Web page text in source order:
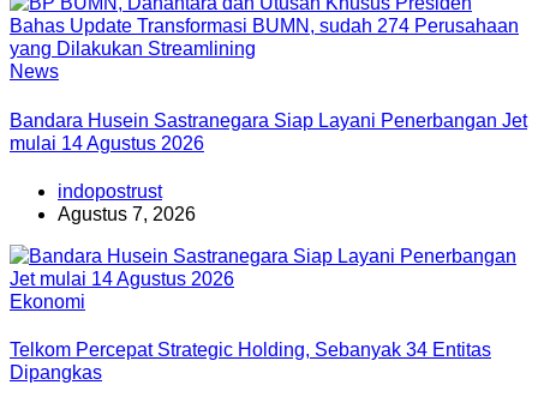
News
Bandara Husein Sastranegara Siap Layani Penerbangan Jet
mulai 14 Agustus 2026
indopostrust
Agustus 7, 2026
Ekonomi
Telkom Percepat Strategic Holding, Sebanyak 34 Entitas
Dipangkas